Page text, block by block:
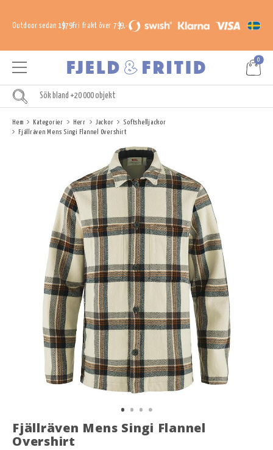
Outdoor sedan 1979Fri frakt över 799,-
0
Hem Kategorier Herr Jackor
Softshelljackor
Fjällräven Mens Singi Flannel Overshirt
Fjällräven Mens Singi Flannel
Overshirt